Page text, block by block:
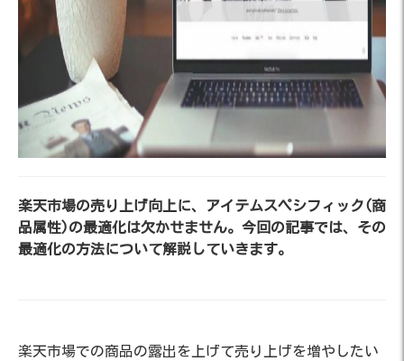
楽天市場の売り上げ向上に、アイテムスペシフィック(商
品属性)の最適化は欠かせません。今回の記事では、その
最適化の方法について解説していきます。
楽天市場での商品の露出を上げて売り上げを増やしたい